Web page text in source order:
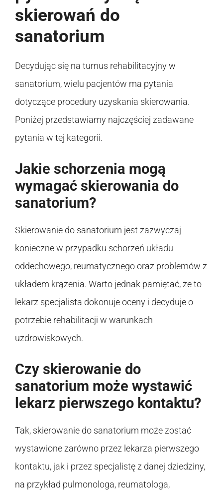
skierowań do
sanatorium
Decydując się na turnus rehabilitacyjny w
sanatorium, wielu pacjentów ma pytania
dotyczące procedury uzyskania skierowania.
Poniżej przedstawiamy najczęściej zadawane
pytania w tej kategorii.
Jakie schorzenia mogą
wymagać skierowania do
sanatorium?
Skierowanie do sanatorium jest zazwyczaj
konieczne w przypadku schorzeń układu
oddechowego, reumatycznego oraz problemów z
układem krążenia. Warto jednak pamiętać, że to
lekarz specjalista dokonuje oceny i decyduje o
potrzebie rehabilitacji w warunkach
uzdrowiskowych.
Czy skierowanie do
sanatorium może wystawić
lekarz pierwszego kontaktu?
Tak, skierowanie do sanatorium może zostać
wystawione zarówno przez lekarza pierwszego
kontaktu, jak i przez specjalistę z danej dziedziny,
na przykład pulmonologa, reumatologa,